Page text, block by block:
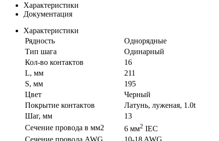
Характеристики
Документация
Характеристики
Рядность
Однорядные
Тип шага
Одинарный
Кол-во контактов
16
L, мм
211
S, мм
195
Цвет
Черный
Покрытие контактов
Латунь, луженая, 1.0t
Шаг, мм
13
Сечение провода в мм2
6 мм2 IEC
Сечение провода AWG
10-18 AWG